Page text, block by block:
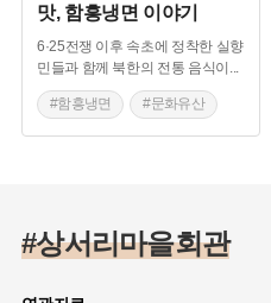
맛, 함흥냉면 이야기
6·25전쟁 이후 속초에 정착한 실향
민들과 함께 북한의 전통 음식이 ...
#함흥냉면 #문화유산
#향토음식 #속초
#명태회냉면 #1·4후퇴
#상서리마을회관